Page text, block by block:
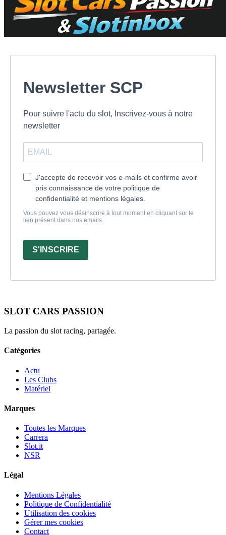
Newsletter SCP
Pour suivre l'actu du slot, Inscrivez-vous à notre
newsletter
J'accepte de recevoir vos e-mails et confirme avoir
pris connaissance de votre politique de
confidentialité et mentions légales.
Vous pouvez vous désinscrire à tout moment en cliquant sur le
lien présent dans nos emails.
S'INSCRIRE
SLOT CARS PASSION
La passion du slot racing, partagée.
Catégories
Actu
Les Clubs
Matériel
Marques
Toutes les Marques
Carrera
Slot.it
NSR
Légal
Mentions Légales
Politique de Confidentialité
Utilisation des cookies
Gérer mes cookies
Contact